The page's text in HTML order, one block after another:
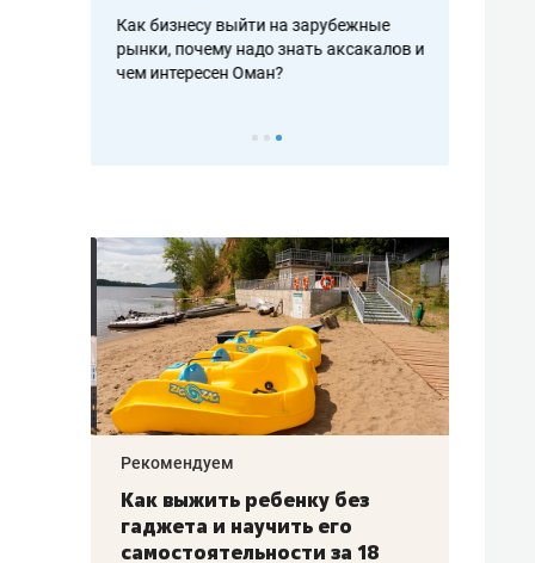
Как бизнесу выйти на зарубежные
рынки, почему надо знать аксакалов и
чем интересен Оман?
–
Рекомендуем
Как выжить ребенку без
гаджета и научить его
самостоятельности за 18